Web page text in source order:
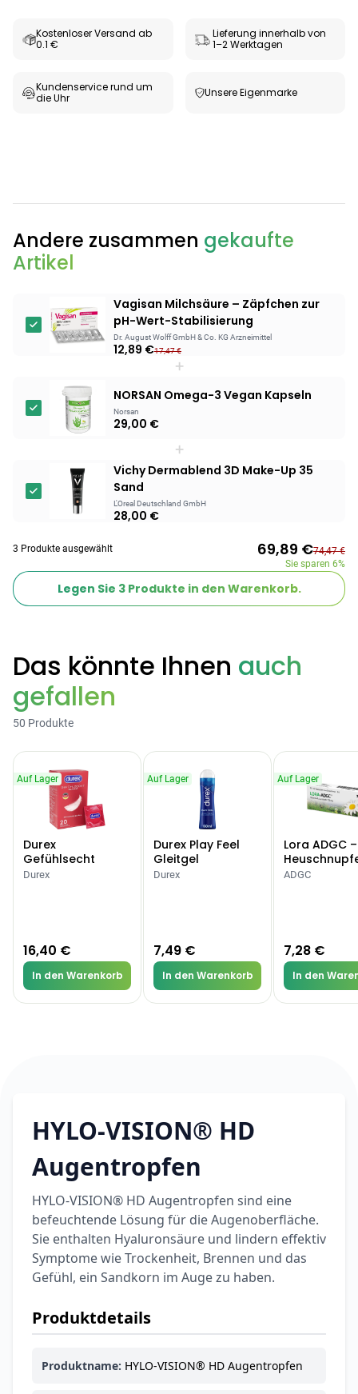
Testzentrum
Gesundheit
Linola Forte
Shampoo für
juckende, trockene
Schuppenflechte
neigende Kopfhaut
12,28 € 16,37 €
Vagisan Milchsäure
– Zäpfchen zur
pH-Wert-
Stabilisierung
12,89 € 17,47 € -26%
ARZNEIMITTEL & GESUNDHEIT
Hametum
Bei Hämorrhoiden
12,04 € 12,95 € -7%
Kostenloser Versand ab
0.1 €
Lieferung innerhalb von
1–2 Werktagen
Kundenservice rund um
die Uhr
Unsere Eigenmarke
Andere zusammen gekaufte
Artikel
Vagisan Milchsäure – Zäpfchen zur
pH-Wert-Stabilisierung
Dr. August Wolff GmbH & Co. KG Arzneimittel
12,89 €17,47 €
+
NORSAN Omega-3 Vegan Kapseln
Norsan
29,00 €
+
Vichy Dermablend 3D Make-Up 35
Sand
L'Oreal Deutschland GmbH
28,00 €
3 Produkte ausgewählt 69,89 €74,47 €
Sie sparen 6%
Legen Sie 3Produkte in den Warenkorb.
Das könnte Ihnen auch
gefallen
50 Produkte
Auf Lager
Durex
Gefühlsecht
Classic Kondome
Durex
16,40 €
In den Warenkorb
Auf Lager
Durex Play Feel
Gleitgel
Durex
7,49 €
In den Warenkorb
Auf Lager
Lora ADGC
Allergien
ADGC
7,28 €
In den
HYLO-VISION® HD
Augentropfen
HYLO-VISION® HD Augentropfen sind eine
befeuchtende Lösung für die Augenoberfläche.
Sie enthalten Hyaluronsäure und lindern effektiv
Symptome wie Trockenheit, Brennen und das
Gefühl, ein Sandkorn im Auge zu haben.
Produktdetails
Produktname: HYLO-VISION® HD Augentropfen